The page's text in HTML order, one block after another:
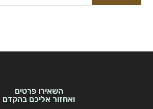
השאירו פרטים
ואחזור אליכם בהקדם